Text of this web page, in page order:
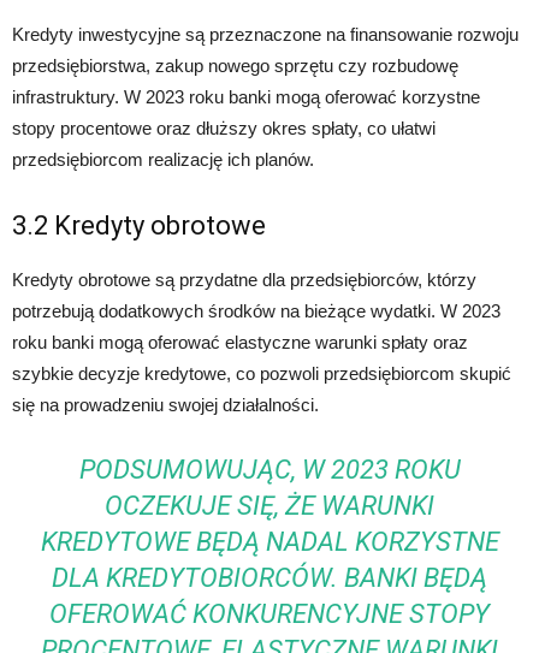
Kredyty inwestycyjne są przeznaczone na finansowanie rozwoju
przedsiębiorstwa, zakup nowego sprzętu czy rozbudowę
infrastruktury. W 2023 roku banki mogą oferować korzystne
stopy procentowe oraz dłuższy okres spłaty, co ułatwi
przedsiębiorcom realizację ich planów.
3.2 Kredyty obrotowe
Kredyty obrotowe są przydatne dla przedsiębiorców, którzy
potrzebują dodatkowych środków na bieżące wydatki. W 2023
roku banki mogą oferować elastyczne warunki spłaty oraz
szybkie decyzje kredytowe, co pozwoli przedsiębiorcom skupić
się na prowadzeniu swojej działalności.
PODSUMOWUJĄC, W 2023 ROKU
OCZEKUJE SIĘ, ŻE WARUNKI
KREDYTOWE BĘDĄ NADAL KORZYSTNE
DLA KREDYTOBIORCÓW. BANKI BĘDĄ
OFEROWAĆ KONKURENCYJNE STOPY